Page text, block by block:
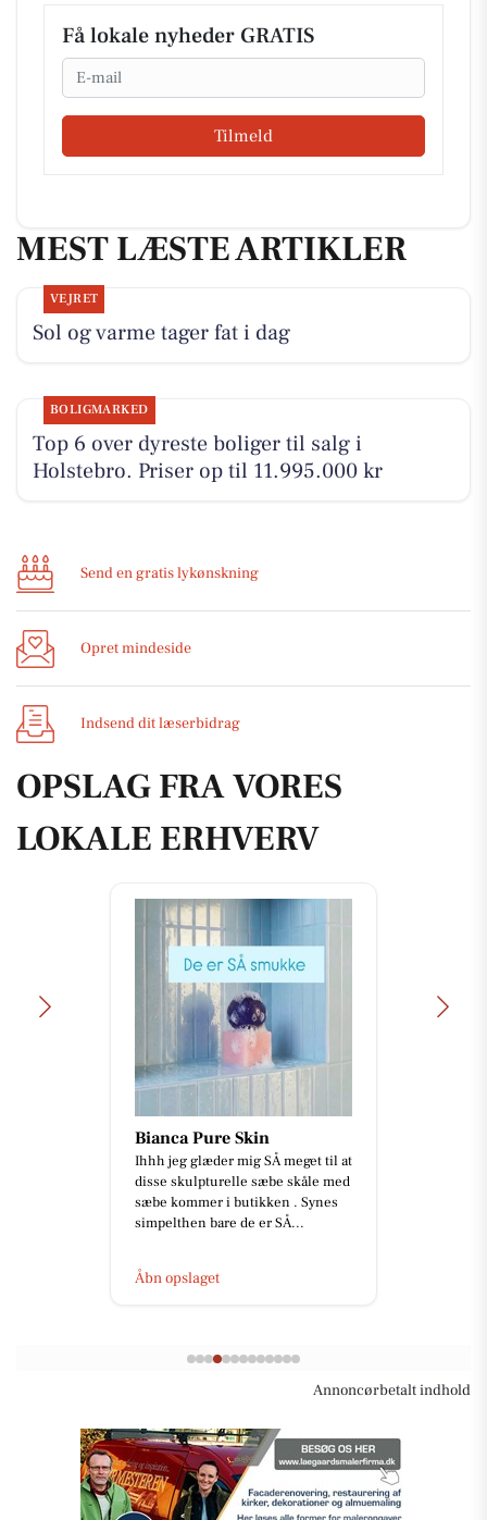
Få lokale nyheder GRATIS
Email
Tilmeld
MEST LÆSTE ARTIKLER
VEJRET
Sol og varme tager fat i dag
BOLIGMARKED
Top 6 over dyreste boliger til salg i
Holstebro. Priser op til 11.995.000 kr
Send en gratis lykønskning
Opret mindeside
Indsend dit læserbidrag
OPSLAG FRA VORES
LOKALE ERHVERV
Zones By Gitte
Blot en lille præsentation af
behandlingsmuligheder hos mig
😉 Jeg får ofte spørgsmålet om,
hvilke behandlinger jeg udøver
Åbn opslaget
Annoncørbetalt indhold